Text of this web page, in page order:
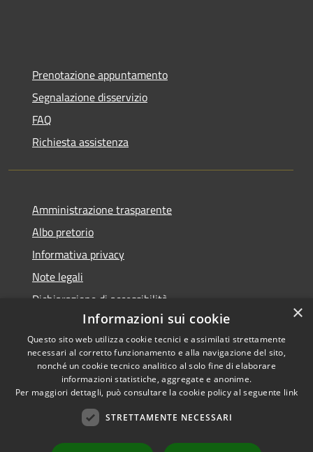
Prenotazione appuntamento
Segnalazione disservizio
FAQ
Richiesta assistenza
Amministrazione trasparente
Albo pretorio
Informativa privacy
Note legali
Dichiarazione di accessibilità
Accessibilità
Copyright ©
Comune di Fiumicello Villa
×
Informazioni sui cookie
Questo sito web utilizza cookie tecnici e assimilati strettamente
necessari al corretto funzionamento e alla navigazione del sito,
nonché un cookie tecnico analitico al solo fine di elaborare
informazioni statistiche, aggregate e anonime.
Per maggiori dettagli, può consultare la cookie policy al seguente link
STRETTAMENTE NECESSARI